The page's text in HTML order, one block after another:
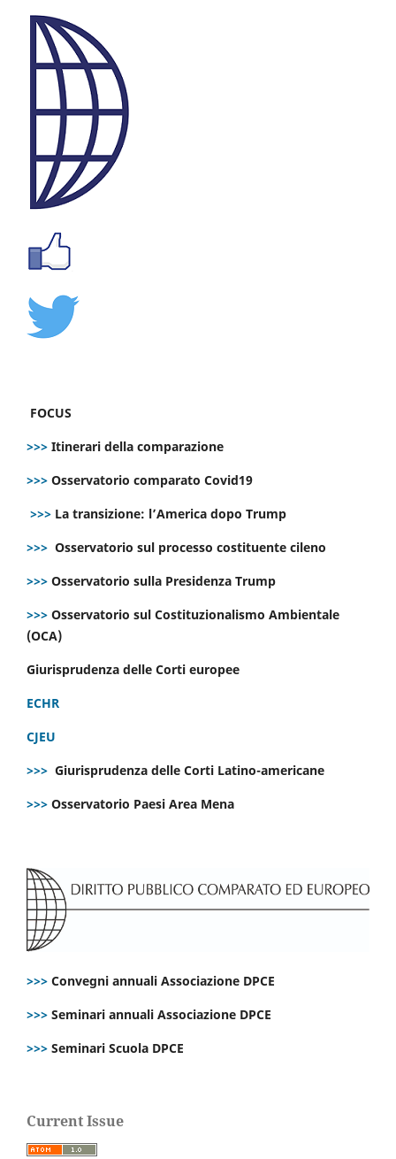
FOCUS
>>> Itinerari della comparazione
>>> Osservatorio comparato Covid19
>>> La transizione: l’America dopo Trump
>>> Osservatorio sul processo costituente cileno
>>> Osservatorio sulla Presidenza Trump
>>> Osservatorio sul Costituzionalismo Ambientale
(OCA)
Giurisprudenza delle Corti europee
ECHR
CJEU
>>> Giurisprudenza delle Corti Latino-americane
>>> Osservatorio Paesi Area Mena
>>> Convegni annuali Associazione DPCE
>>> Seminari annuali Associazione DPCE
>>> Seminari Scuola DPCE
Current Issue